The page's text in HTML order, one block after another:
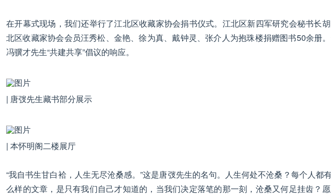
在开幕式现场，我们还举行了江北区收藏家协会捐书仪式。江北区新四军研究会秘书长
北区收藏家协会会员汪秀松、金艳、徐为真、戴钟灵、张介人为抱珠楼捐赠图书50余册
冯骥才先生“共建共享”倡议的响应。
| 唐弢先生藏书部分展示
| 本怀明阁二楼展厅
“我自书生甘白袷，人生无尽沧桑感。”这是唐弢先生的名句。人生何处不沧桑？每个人都
么样的文章，是只有我们自己才知道的，当我们决定落笔的那一刻，沧桑又何足挂齿？